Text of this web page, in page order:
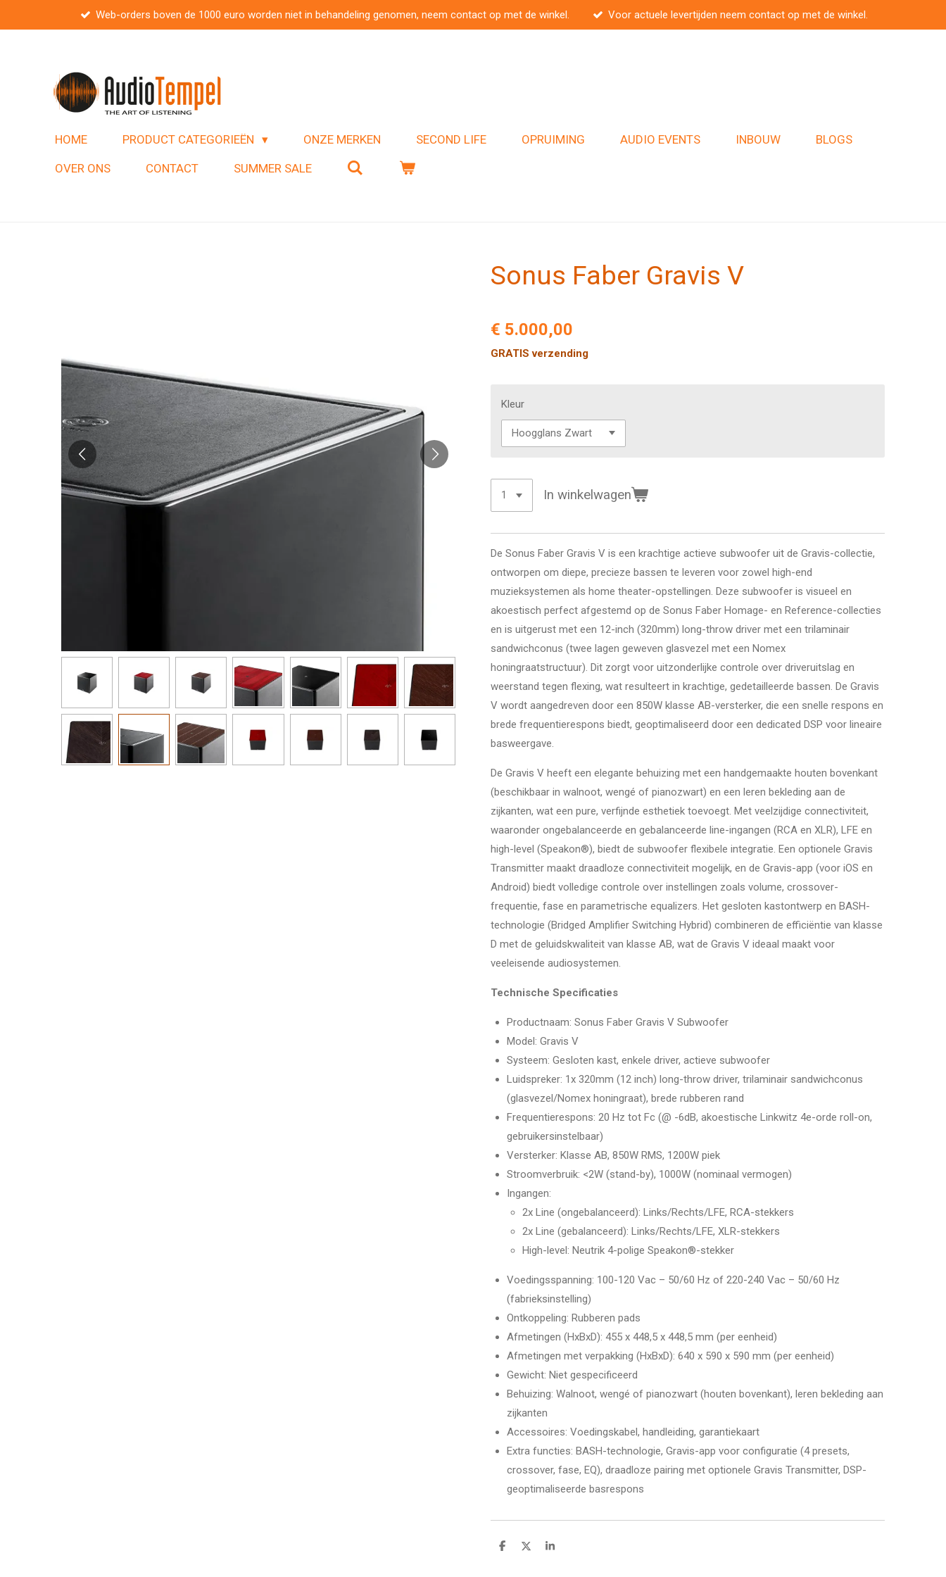
hoofdinhoud
Web-orders boven de 1000 euro worden niet in behandeling genomen, neem contact op met de winkel. Voor actuele levertijden neem contact op met de winkel.
HOME PRODUCT CATEGORIEËN ONZE MERKEN SECOND LIFE OPRUIMING AUDIO EVENTS INBOUW BLOGS
OVER ONS CONTACT SUMMER SALE
Sonus Faber Gravis V
€ 5.000,00
GRATIS verzending
Kleur
In winkelwagen
De Sonus Faber Gravis V is een krachtige actieve subwoofer uit de Gravis-collectie,
ontworpen om diepe, precieze bassen te leveren voor zowel high-end
muzieksystemen als home theater-opstellingen. Deze subwoofer is visueel en
akoestisch perfect afgestemd op de Sonus Faber Homage- en Reference-collecties
en is uitgerust met een 12-inch (320mm) long-throw driver met een trilaminair
sandwichconus (twee lagen geweven glasvezel met een Nomex
honingraatstructuur). Dit zorgt voor uitzonderlijke controle over driveruitslag en
weerstand tegen flexing, wat resulteert in krachtige, gedetailleerde bassen. De Gravis
V wordt aangedreven door een 850W klasse AB-versterker, die een snelle respons en
brede frequentierespons biedt, geoptimaliseerd door een dedicated DSP voor lineaire
basweergave.
De Gravis V heeft een elegante behuizing met een handgemaakte houten bovenkant
(beschikbaar in walnoot, wengé of pianozwart) en een leren bekleding aan de
zijkanten, wat een pure, verfijnde esthetiek toevoegt. Met veelzijdige connectiviteit,
waaronder ongebalanceerde en gebalanceerde line-ingangen (RCA en XLR), LFE en
high-level (Speakon®), biedt de subwoofer flexibele integratie. Een optionele Gravis
Transmitter maakt draadloze connectiviteit mogelijk, en de Gravis-app (voor iOS en
Android) biedt volledige controle over instellingen zoals volume, crossover-
frequentie, fase en parametrische equalizers. Het gesloten kastontwerp en BASH-
technologie (Bridged Amplifier Switching Hybrid) combineren de efficiëntie van klasse
D met de geluidskwaliteit van klasse AB, wat de Gravis V ideaal maakt voor
veeleisende audiosystemen.
Technische Specificaties
Productnaam: Sonus Faber Gravis V Subwoofer
Model: Gravis V
Systeem: Gesloten kast, enkele driver, actieve subwoofer
Luidspreker: 1x 320mm (12 inch) long-throw driver, trilaminair sandwichconus
(glasvezel/Nomex honingraat), brede rubberen rand
Frequentierespons: 20 Hz tot Fc (@ -6dB, akoestische Linkwitz 4e-orde roll-on,
gebruikersinstelbaar)
Versterker: Klasse AB, 850W RMS, 1200W piek
Stroomverbruik: <2W (stand-by), 1000W (nominaal vermogen)
Ingangen:
2x Line (ongebalanceerd): Links/Rechts/LFE, RCA-stekkers
2x Line (gebalanceerd): Links/Rechts/LFE, XLR-stekkers
High-level: Neutrik 4-polige Speakon®-stekker
Voedingsspanning: 100-120 Vac – 50/60 Hz of 220-240 Vac – 50/60 Hz
(fabrieksinstelling)
Ontkoppeling: Rubberen pads
Afmetingen (HxBxD): 455 x 448,5 x 448,5 mm (per eenheid)
Afmetingen met verpakking (HxBxD): 640 x 590 x 590 mm (per eenheid)
Gewicht: Niet gespecificeerd
Behuizing: Walnoot, wengé of pianozwart (houten bovenkant), leren bekleding aan
zijkanten
Accessoires: Voedingskabel, handleiding, garantiekaart
Extra functies: BASH-technologie, Gravis-app voor configuratie (4 presets,
crossover, fase, EQ), draadloze pairing met optionele Gravis Transmitter, DSP-
geoptimaliseerde basrespons
D
D
S